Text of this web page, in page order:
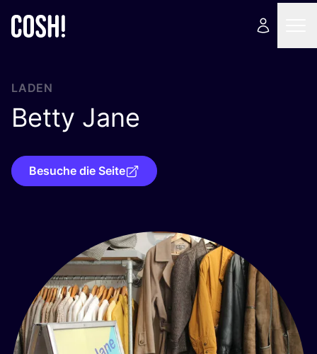
LADEN
Betty Jane
Besuche die Seite